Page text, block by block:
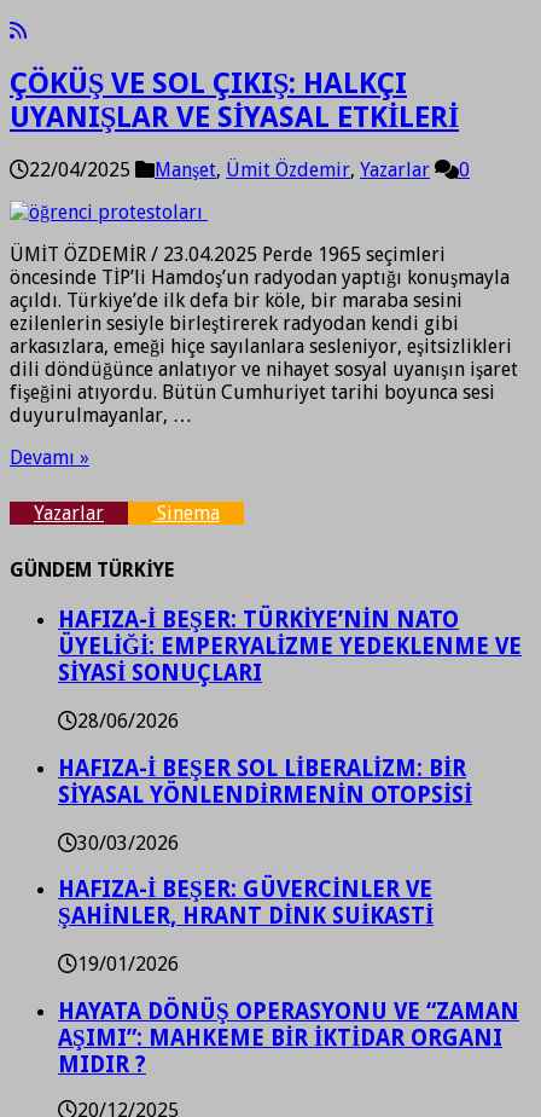
ÇÖKÜŞ VE SOL ÇIKIŞ: HALKÇI
UYANIŞLAR VE SİYASAL ETKİLERİ
22/04/2025 Manşet, Ümit Özdemir, Yazarlar 0
ÜMİT ÖZDEMİR / 23.04.2025 Perde 1965 seçimleri
öncesinde TİP’li Hamdoş’un radyodan yaptığı konuşmayla
açıldı. Türkiye’de ilk defa bir köle, bir maraba sesini
ezilenlerin sesiyle birleştirerek radyodan kendi gibi
arkasızlara, emeği hiçe sayılanlara sesleniyor, eşitsizlikleri
dili döndüğünce anlatıyor ve nihayet sosyal uyanışın işaret
fişeğini atıyordu. Bütün Cumhuriyet tarihi boyunca sesi
duyurulmayanlar, …
Devamı »
Yazarlar Sinema
GÜNDEM TÜRKİYE
HAFIZA-İ BEŞER: TÜRKİYE’NİN NATO
ÜYELİĞİ: EMPERYALİZME YEDEKLENME VE
SİYASİ SONUÇLARI
28/06/2026
HAFIZA-İ BEŞER SOL LİBERALİZM: BİR
SİYASAL YÖNLENDİRMENİN OTOPSİSİ
30/03/2026
HAFIZA-İ BEŞER: GÜVERCİNLER VE
ŞAHİNLER, HRANT DİNK SUİKASTİ
19/01/2026
HAYATA DÖNÜŞ OPERASYONU VE “ZAMAN
AŞIMI”: MAHKEME BİR İKTİDAR ORGANI
MIDIR ?
20/12/2025